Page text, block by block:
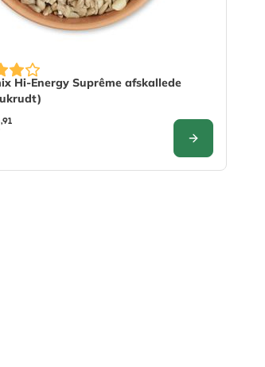
Hi-Energy Suprême afskallede
depends on the options chosen on the
,91
KONFIGURER